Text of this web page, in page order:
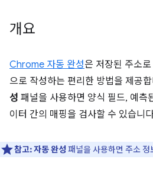
개요
Chrome 자동 완성은 저장된 주소
으로 작성하는 편리한 방법을 제공
성 패널을 사용하면 양식 필드, 예측
이터 간의 매핑을 검사할 수 있습니
참고:자동 완성패널을 사용하면 주소